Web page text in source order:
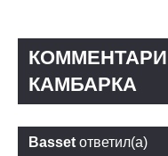
КАМБАРКА
Basset ответил(а)